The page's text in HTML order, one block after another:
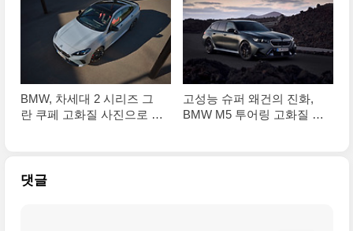
BMW, 차세대 2 시리즈 그
란 쿠페 고화질 사진으로 정
고성능 슈퍼 왜건의 진화,
BMW M5 투어링 고화질 사
댓글